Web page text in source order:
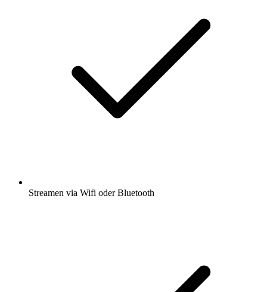
Streamen via Wifi oder Bluetooth